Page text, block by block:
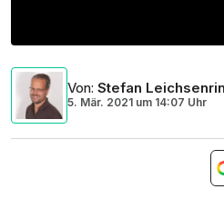
Von: Stefan
5. Mär. 2021 um 14:07 Uhr